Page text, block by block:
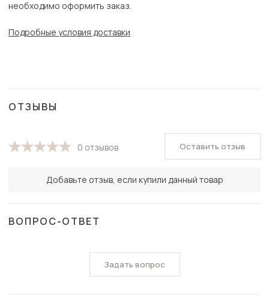
необходимо оформить заказ.
Подробные условия доставки
ОТЗЫВЫ
0 отзывов
Добавьте отзыв, если купили данный товар
Оставить отзыв
ВОПРОС-ОТВЕТ
Задать вопрос